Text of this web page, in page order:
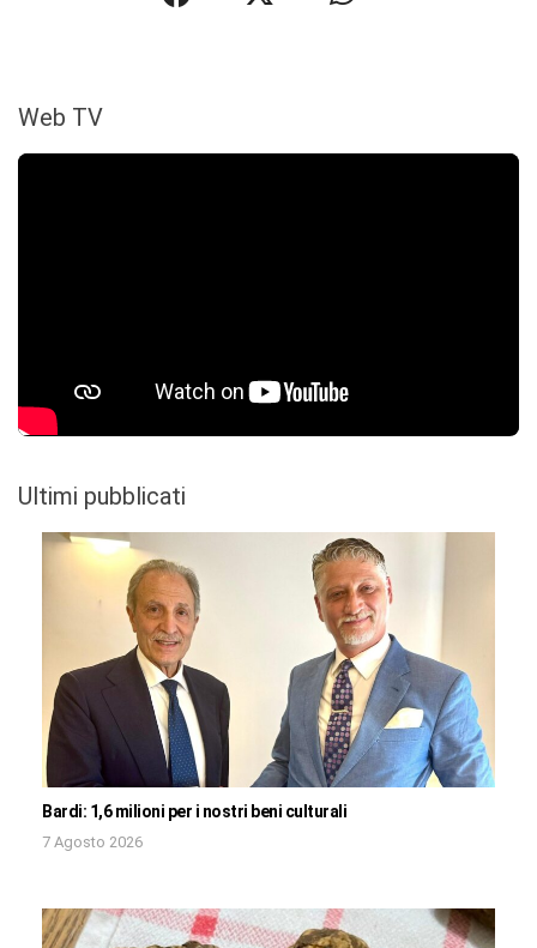
Web TV
Ultimi pubblicati
Bardi: 1,6 milioni per i nostri beni culturali
7 Agosto 2026